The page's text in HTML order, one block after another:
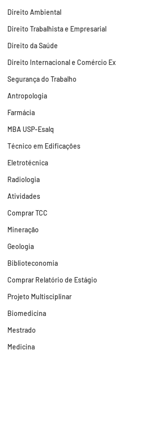
Direito Ambiental
Direito Trabalhista e Empresarial
Direito da Saúde
Direito Internacional e Comércio Ex
Segurança do Trabalho
Antropologia
Farmácia
MBA USP-Esalq
Técnico em Edificações
Eletrotécnica
Radiologia
Atividades
Comprar TCC
Mineração
Geologia
Biblioteconomia
Comprar Relatório de Estágio
Projeto Multisciplinar
Biomedicina
Mestrado
Medicina